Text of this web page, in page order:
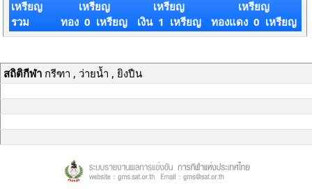
เหรียญ
รวม
เหรียญ
ทอง 0 เหรียญ
เหรียญ
เงิน 1 เหรียญ
เหรียญ
ทองแดง 0 เหรียญ
สถิติกีฬากรีฑา , ว่ายน้ำ , ยิงปืน